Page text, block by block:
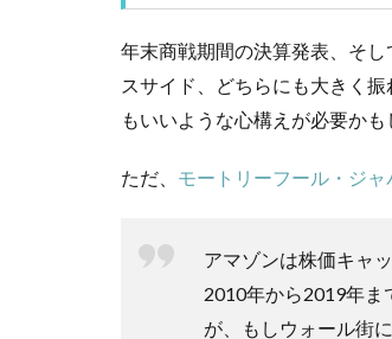
年末商戦期間の決算発表、そ
スサイド、どちらにも大きく
もいいような心構えが必要かも
ただ、 モートリーフール・ジ
アマゾンは株価キャ
2010年から2019年ま
が、もしウォール街